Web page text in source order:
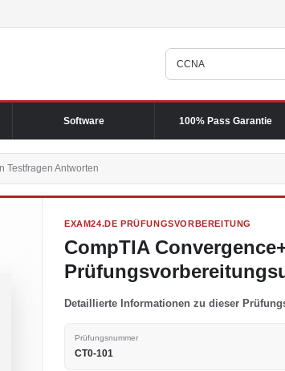
Software 100% Pass Garantie
Testfragen Antworten
EXAM24.DE PRÜFUNGSVORBEREITUNG
CompTIA
Detaillierte Informationen zu dieser
Prüfungsnummer
CT0-101